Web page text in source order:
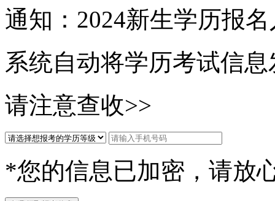
通知：2024新生学历报名
系统自动将学历考试信
请注意查收>>
*您的信息已加密，请放